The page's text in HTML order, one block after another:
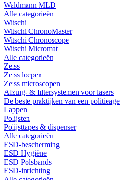
Waldmann MLD
Alle categorieën
Witschi
Witschi ChronoMaster
Witschi Chronoscope
Witschi Micromat
Alle categorieën
Zeiss
Zeiss loepen
Zeiss microscopen
Afzuig- & filtersystemen voor lasers
De beste praktijken van een politieage
Lappen
Polijsten
Polijsttapes & dispenser
Alle categorieën
ESD-bescherming
ESD Hygiëne
ESD Polsbands
ESD-inrichting